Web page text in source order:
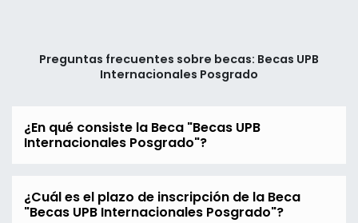
Preguntas frecuentes sobre becas: Becas UPB
Internacionales Posgrado
¿En qué consiste la Beca "Becas UPB
Internacionales Posgrado"?
¿Cuál es el plazo de inscripción de la Beca
"Becas UPB Internacionales Posgrado"?